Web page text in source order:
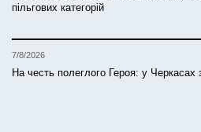
пільгових категорій
7/8/2026
На честь полеглого Героя: у